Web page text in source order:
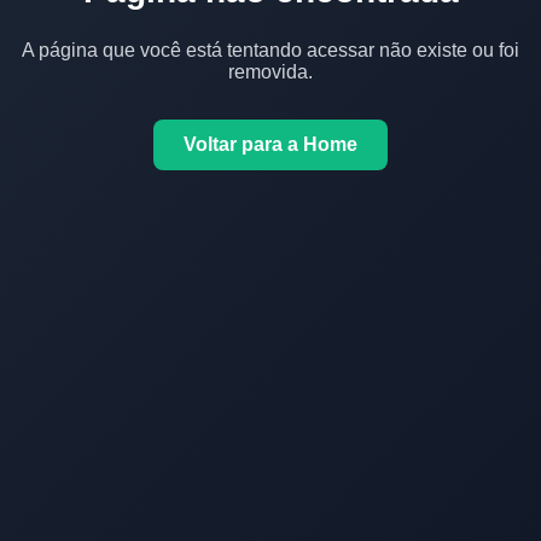
A página que você está tentando acessar não existe ou foi
removida.
Voltar para a Home